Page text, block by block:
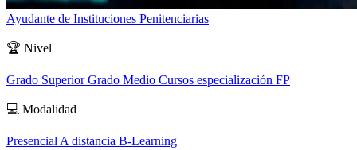
Ayudante de Instituciones Penitenciarias
🏆 Nivel
Grado SuperiorGrado Medio Cursos especialización FP
💻 Modalidad
Presencial A distancia B-Learning